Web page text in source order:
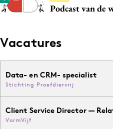
Podcast van de
Vacatures
Data- en CRM- specialist
Stichting Proefdiervrij
Client Service Director —
VormVijf